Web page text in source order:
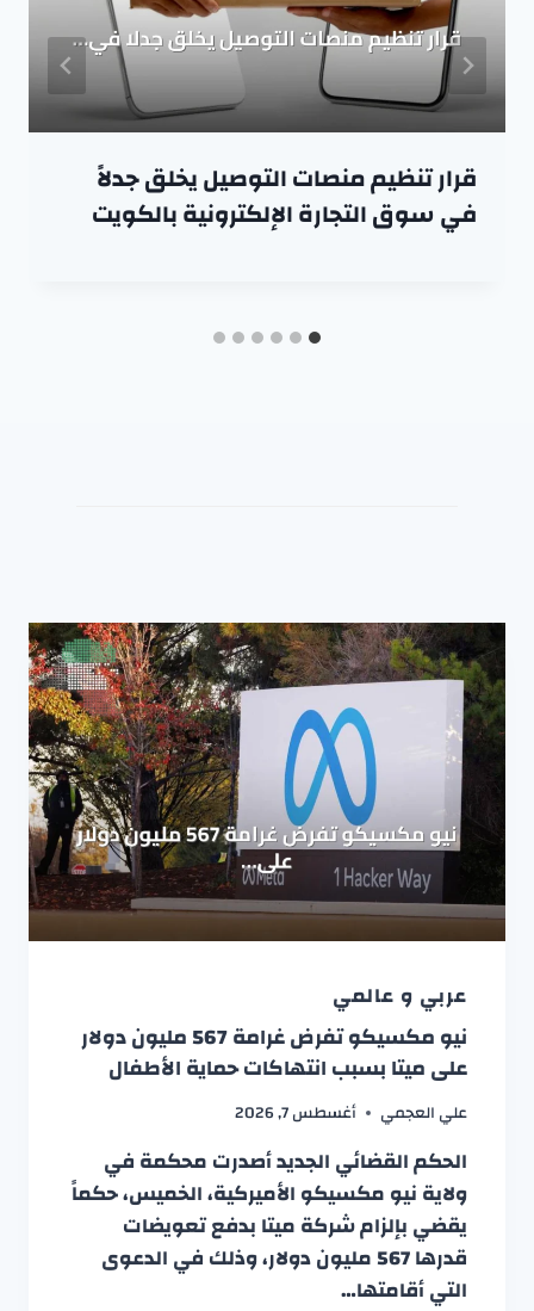
قرار تنظيم منصات التوصيل يخلق جدلاً
في سوق التجارة الإلكترونية بالكويت
عربي و عالمي
نيو مكسيكو تفرض غرامة 567 مليون دولار
على ميتا بسبب انتهاكات حماية الأطفال
علي العجمي أغسطس 7, 2026
الحكم القضائي الجديد أصدرت محكمة في
ولاية نيو مكسيكو الأميركية، الخميس، حكماً
يقضي بإلزام شركة ميتا بدفع تعويضات
قدرها 567 مليون دولار، وذلك في الدعوى
التي أقامتها…